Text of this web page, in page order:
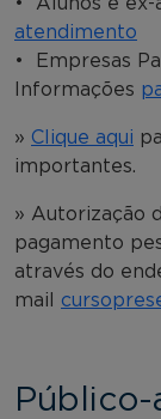
atendimento
• Empresas
Informações
» Clique aqui
importantes.
» Autorização
pagamento
através do
mail
Público-